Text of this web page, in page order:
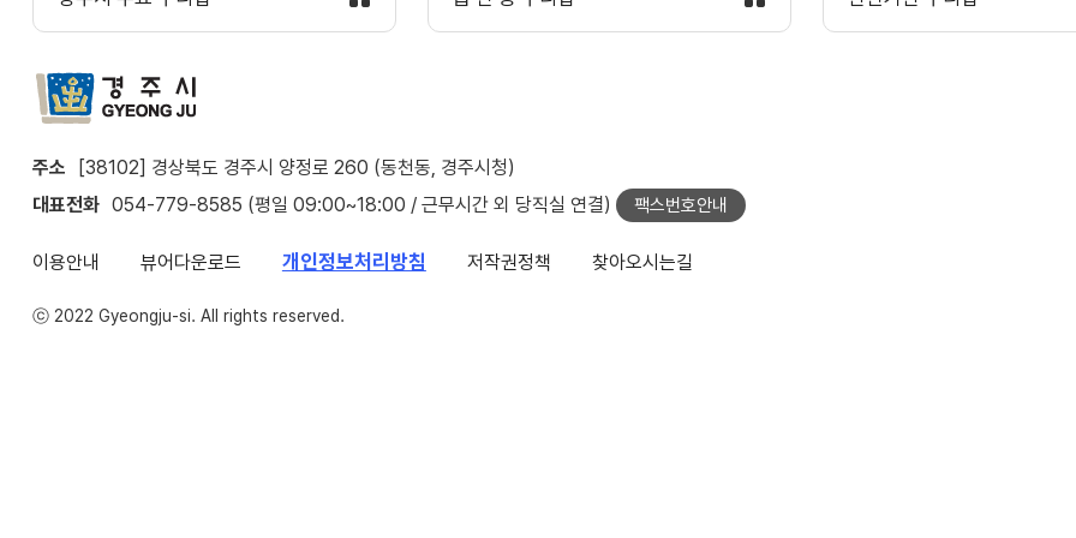
주소
[38102] 경상북도 경주시 양정로 260 (동천동, 경주시청)
대표전화 054-779-8585 (평일 09:00~18:00 / 근무시간 외 당직실 연결) 팩스번호안내
이용안내 뷰어다운로드 개인정보처리방침 저작권정책 찾아오시는길
ⓒ 2022 Gyeongju-si. All rights reserved.